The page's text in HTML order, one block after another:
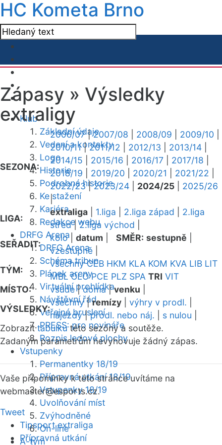
HC Kometa Brno
Klub
Základní údaje
Vedení a kontakty
Logo
Historie
Podrobná historie
Ke stažení
Kariéra
Redakce webu
DRFG Arena
DRFG Arena
Schéma tribun
Plánek areny
Virtuální prohlídka
Návštěvní řád
Veřejné bruslení
PRESS: pro novináře
Rozpis ledové plochy
Vstupenky
Permanentky 18/19
Přípravná utkání 18/19
Vstupenky 18/19
Uvolňování míst
Zvýhodněné
On-line
A-tým
Zápasy » Výsledky
extraligy
SEZONA:
2006/07|2007/08 2008/09 2009/10
2010/11|2011/12 2012/13 2013/14
2014/15
2015/16 2016/17 2017/18
2018/19
2019/20 2020/21 2021/22
2022/23|2023/24 2024/25
2025/26
|
LIGA:
extraliga 1.liga 2.liga západ
2.liga
střed|2.liga východ
SEŘADIT:
kolo| datum SMĚR: sestupně
vzestupně
TÝM:
všechny CEB HKM KLA KOM KVA LIB LIT
MBL OLO PCE PLZ SPA TRI VIT
MÍSTO:
všude|doma|venku
VÝSLEDKY:
všechny|remízy výhry v prodl.
nájezdy|prodl. nebo náj. s nulou
Zobrazittabulkutéto sezóny a soutěže.
Zadaným parametrům nevyhovuje žádný zápas.
Vaše připomínky k této stránce uvítáme na
webmaster@esports.cz.
Tweet
Tipsport extraliga
Přípravná utkání